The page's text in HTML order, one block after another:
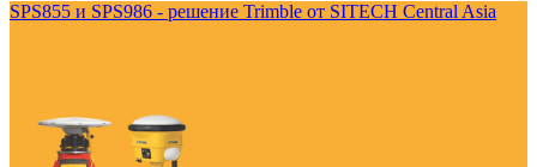
SPS855 и SPS986 - решение Trimble от SITECH Central Asia